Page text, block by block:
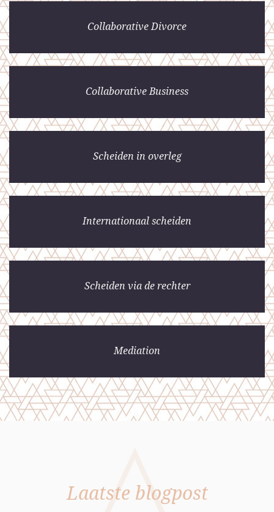
Collaborative Divorce
Collaborative Business
Scheiden in overleg
Internationaal scheiden
Scheiden via de rechter
Mediation
Laatste blogpost